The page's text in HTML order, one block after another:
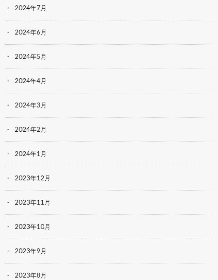
2024年7月
2024年6月
2024年5月
2024年4月
2024年3月
2024年2月
2024年1月
2023年12月
2023年11月
2023年10月
2023年9月
2023年8月